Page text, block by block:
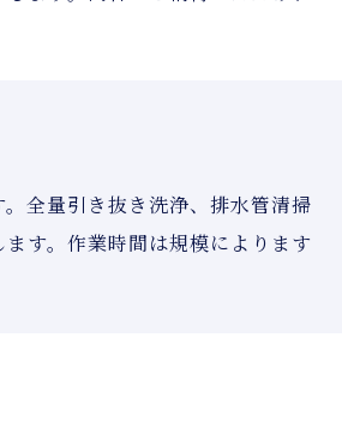
全量引き抜き洗浄、排水管清掃
す。作業時間は規模によります